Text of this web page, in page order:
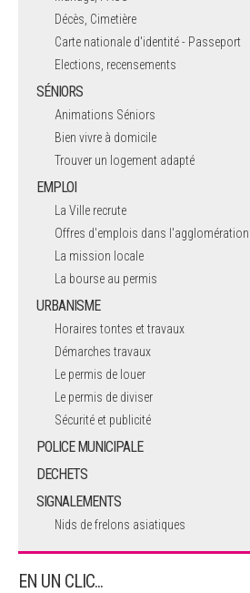
Décès, Cimetière
Carte nationale d'identité - Passeport
Elections, recensements
SÉNIORS
Animations Séniors
Bien vivre à domicile
Trouver un logement adapté
EMPLOI
La Ville recrute
Offres d'emplois dans l'agglomération
La mission locale
La bourse au permis
URBANISME
Horaires tontes et travaux
Démarches travaux
Le permis de louer
Le permis de diviser
Sécurité et publicité
POLICE MUNICIPALE
DECHETS
SIGNALEMENTS
Nids de frelons asiatiques
EN UN CLIC...